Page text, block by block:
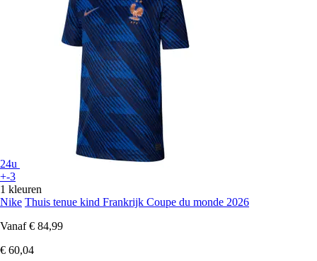
24u
+-3
1 kleuren
Nike Thuis tenue kind Frankrijk Coupe du monde 2026
Vanaf € 84,99
€ 60,04